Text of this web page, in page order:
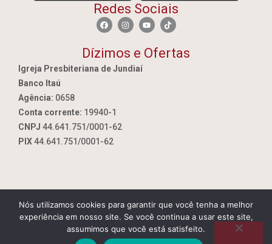
Redes Sociais
Dízimos e Ofertas
Igreja Presbiteriana de Jundiaí
Banco Itaú
Agência: 0658
Conta corrente: 19940-1
CNPJ 44.641.751/0001-62
PIX44.641.751/0001-62
By Jundiai.tec.br
Nós utilizamos cookies para garantir que você tenha a melhor
experiência em nosso site. Se você continua a usar este site,
assumimos que você está satisfeito.